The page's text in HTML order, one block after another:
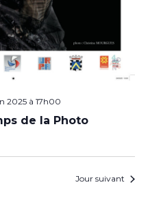
2025 à 17h00
de la Photo
Jour suivant